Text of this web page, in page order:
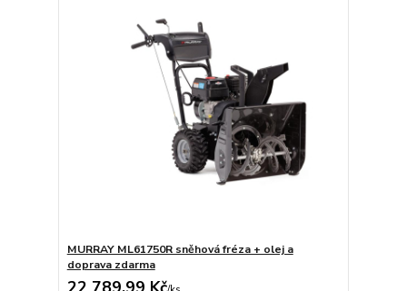
MURRAY ML61750R sněhová fréza + olej a
doprava zdarma